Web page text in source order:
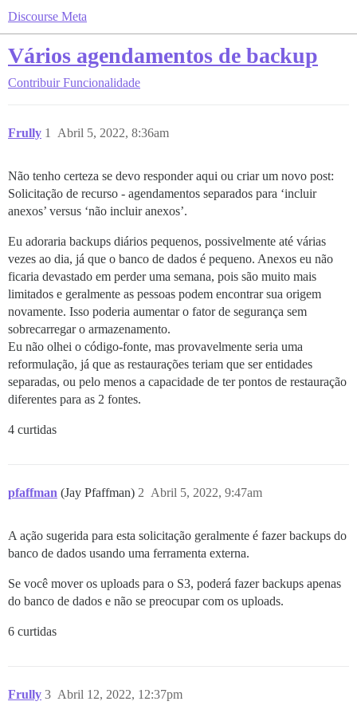
Discourse Meta
Vários agendamentos de backup
Contribuir Funcionalidade
Frully Abril 5, 2022, 8:36am
1
Não tenho certeza se devo responder aqui ou criar um novo post:
Solicitação de recurso - agendamentos separados para ‘incluir
anexos’ versus ‘não incluir anexos’.
Eu adoraria backups diários pequenos, possivelmente até várias
vezes ao dia, já que o banco de dados é pequeno. Anexos eu não
ficaria devastado em perder uma semana, pois são muito mais
limitados e geralmente as pessoas podem encontrar sua origem
novamente. Isso poderia aumentar o fator de segurança sem
sobrecarregar o armazenamento.
Eu não olhei o código-fonte, mas provavelmente seria uma
reformulação, já que as restaurações teriam que ser entidades
separadas, ou pelo menos a capacidade de ter pontos de restauração
diferentes para as 2 fontes.
4 curtidas
pfaffman (Jay Pfaffman) Abril 5, 2022, 9:47am
2
A ação sugerida para esta solicitação geralmente é fazer backups do
banco de dados usando uma ferramenta externa.
Se você mover os uploads para o S3, poderá fazer backups apenas
do banco de dados e não se preocupar com os uploads.
6 curtidas
Frully Abril 12, 2022, 12:37pm
3